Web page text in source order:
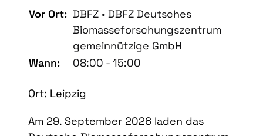
Vor Ort: DBFZ • DBFZ Deutsches
Biomasseforschungszentrum
gemeinnützige GmbH
Wann:
08:00 - 15:00
Ort: Leipzig
Am 29. September 2026 laden das